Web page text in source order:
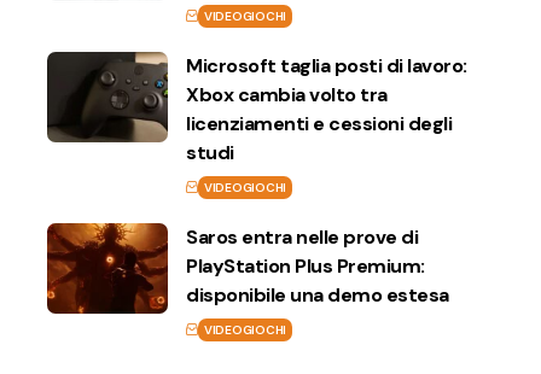
VIDEOGIOCHI
Microsoft taglia posti di lavoro:
Xbox cambia volto tra
licenziamenti e cessioni degli
studi
VIDEOGIOCHI
Saros entra nelle prove di
PlayStation Plus Premium:
disponibile una demo estesa
VIDEOGIOCHI